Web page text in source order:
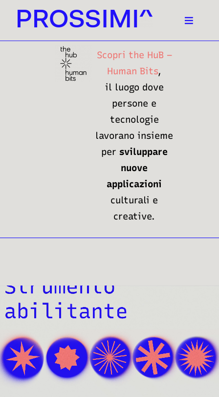
Scopri the HuB –
Human Bits,
il luogo dove
persone e
tecnologie
lavorano insieme
per sviluppare
nuove
applicazioni
culturali e
creative.